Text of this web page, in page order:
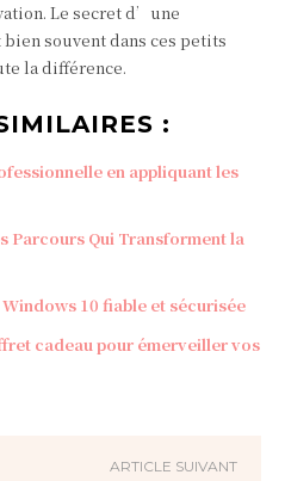
Le secret d’une
souvent dans ces petits
la différence.
:
en appliquant les
Parcours Qui Transforment la
10 fiable et sécurisée
cadeau pour émerveiller vos
ARTICLE SUIVANT